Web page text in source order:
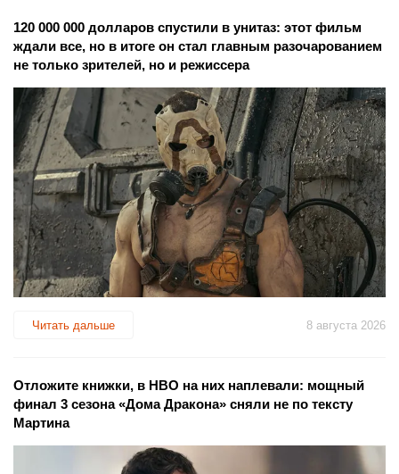
120 000 000 долларов спустили в унитаз: этот фильм
ждали все, но в итоге он стал главным разочарованием
не только зрителей, но и режиссера
Читать дальше 8 августа 2026
Отложите книжки, в HBO на них наплевали: мощный
финал 3 сезона «Дома Дракона» сняли не по тексту
Мартина